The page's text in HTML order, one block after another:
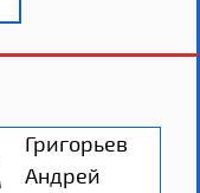
Григорьев
Андрей